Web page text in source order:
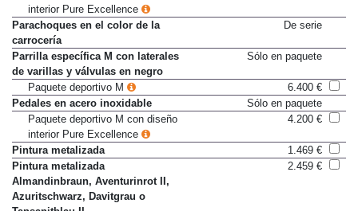
Paquete deportivo M con diseño
interior Pure Excellence
Parachoques en el color de la
carrocería
Parrilla específica M con laterales
de varillas y válvulas en negro
Paquete deportivo M
6.400 €
Pedales en acero inoxidable
Sólo en paquete
Paquete deportivo M con diseño
interior Pure Excellence
Pintura metalizada
1.469 €
Pintura metalizada
Almandinbraun, Aventurinrot II,